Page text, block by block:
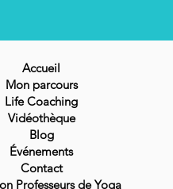
Accueil
Mon parcours
Life Coaching
Vidéothèque
Blog
Événements
Contact
Professeurs de Yoga